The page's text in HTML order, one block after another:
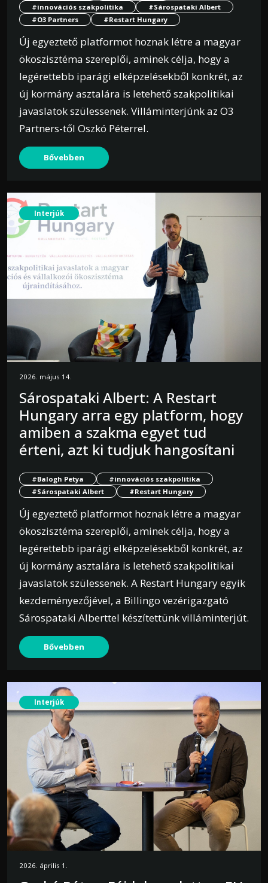
#innovációs szakpolitika
#Sárospataki Albert
#O3 Partners
#Restart Hungary
Új egyeztető platformot hoznak létre a magyar
ökoszisztéma szereplői, aminek célja, hogy a
legérettebb iparági elképzelésekből konkrét, az
új kormány asztalára is letehető szakpolitikai
javaslatok szülessenek. Villáminterjúnk az O3
Partners-től Oszkó Péterrel.
Bővebben
Interjúk
2026. május 14.
Sárospataki Albert: A Restart
Hungary arra egy platform, hogy
amiben a szakma egyet tud
érteni, azt ki tudjuk hangosítani
#Balogh Petya
#innovációs szakpolitika
#Sárospataki Albert
#Restart Hungary
Új egyeztető platformot hoznak létre a magyar
ökoszisztéma szereplői, aminek célja, hogy a
legérettebb iparági elképzelésekből konkrét, az
új kormány asztalára is letehető szakpolitikai
javaslatok szülessenek. A Restart Hungary egyik
kezdeményezőjével, a Billingo vezérigazgató
Sárospataki Alberttel készítettünk villáminterjút.
Bővebben
Interjúk
2026. április 1.